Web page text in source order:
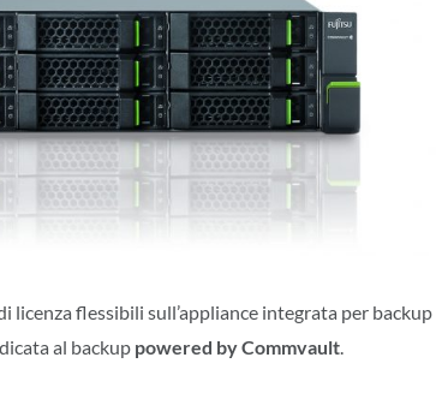
flessibili sull’appliance integrata per backup
al backup powered by Commvault